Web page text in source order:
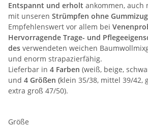
Entspannt und erholt ankommen, auch
mit unseren Strümpfen ohne Gummizug
Empfehlenswert vor allem bei
Hervorragende Trage- und
des verwendeten weichen
und enorm strapazierfähig.
Lieferbar in 4 Farben (weiß, beige,
und 4 Größen (klein 35/38, mittel 39/42,
extra groß 47/50).
Größe